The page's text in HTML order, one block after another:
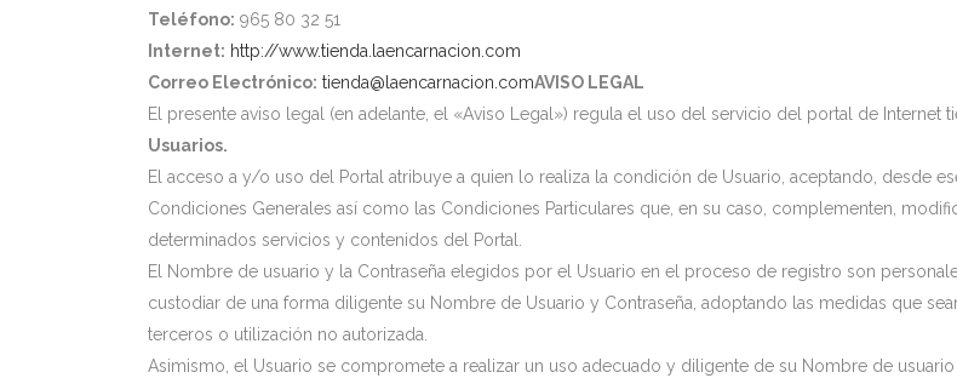
Teléfono: 965 80 32 51
Internet: http://www.tienda.laencarnacion.com
Correo Electrónico: tienda@laencarnacion.comAVISO LEGAL
El presente aviso legal (en adelante, el «Aviso Legal») regula el uso del servicio del portal de Internet
Usuarios.
El acceso a y/o uso del Portal atribuye a quien lo realiza la condición de Usuario, aceptando, desde
Condiciones Generales así como las Condiciones Particulares que, en su caso, complementen,
determinados servicios y contenidos del Portal.
El Nombre de usuario y la Contraseña elegidos por el Usuario en el proceso de registro son
custodiar de una forma diligente su Nombre de Usuario y Contraseña, adoptando las medidas que
terceros o utilización no autorizada.
Asimismo, el Usuario se compromete a realizar un uso adecuado y diligente de su Nombre de